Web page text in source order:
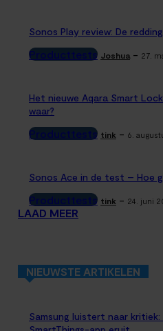
Sonos Play review: De
Producttests Joshua - 27.
Het nieuwe Aqara Smart
waar?
Producttests tink - 6.
Sonos Ace in de test – Hoe
Producttests tink - 24. juni
LAAD MEER
NIEUWSTE ARTIKELEN
Samsung luistert naar